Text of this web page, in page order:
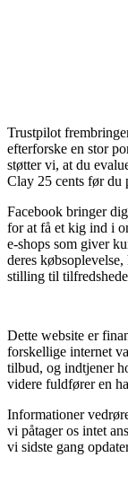
Trustpilot
efterforske en stor
støtter vi, at du
Clay 25 cents før du
Facebook bringer
for at få et kig ind i
e-shops som giver
deres
stilling til
Dette website er
forskellige internet
tilbud, og indtjener
videre fuldfører en
Informationer
vi påtager os intet
vi sidste gang